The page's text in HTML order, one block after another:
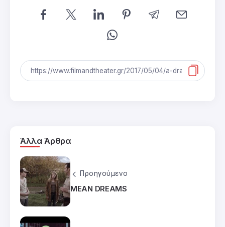
Άλλα Άρθρα
Προηγούμενο
MEAN DREAMS